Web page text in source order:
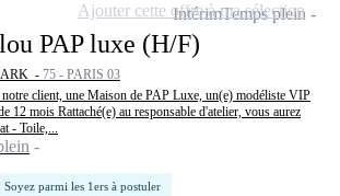
PAP luxe (H/F)
- 75 - PARIS 03
client, une Maison de PAP Luxe, un(e) modéliste VIP
12 mois Rattaché(e) au responsable d'atelier, vous aurez
- Toile,...
Soyez parmi les 1ers à postuler
IntérimTemps plein
Ajouter cette offre à ma sélection